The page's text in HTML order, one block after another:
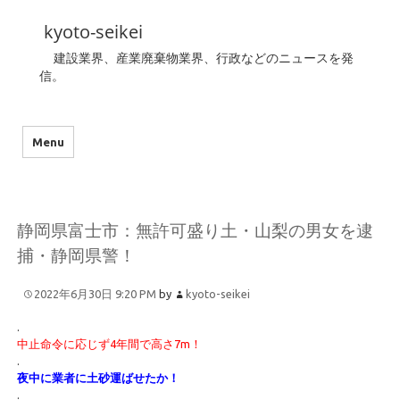
kyoto-seikei
建設業界、産業廃棄物業界、行政などのニュースを発
信。
Menu
静岡県富士市：無許可盛り土・山梨の男女を逮
捕・静岡県警！
2022年6月30日 9:20 PM by kyoto-seikei
.
中止命令に応じず4年間で高さ7m！
.
夜中に業者に土砂運ばせたか！
.